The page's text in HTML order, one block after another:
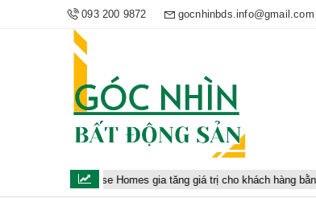
093 200 9872 gocnhinbds.info@gmail.com
Masterise Homes gia tăng giá trị cho khách hàng bằng những